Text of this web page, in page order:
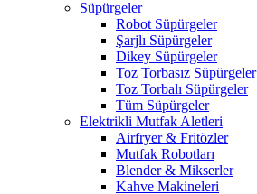
Süpürgeler
Robot Süpürgeler
Şarjlı Süpürgeler
Dikey Süpürgeler
Toz Torbasız Süpürgeler
Toz Torbalı Süpürgeler
Tüm Süpürgeler
Elektrikli Mutfak Aletleri
Airfryer & Fritözler
Mutfak Robotları
Blender & Mikserler
Kahve Makineleri